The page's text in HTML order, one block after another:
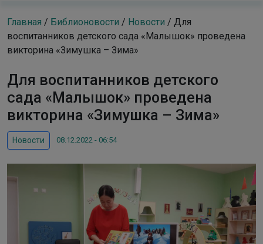
Главная / Библионовости / Новости / Для
воспитанников детского сада «Малышок» проведена
викторина «Зимушка – Зима»
Для воспитанников детского
сада «Малышок» проведена
викторина «Зимушка – Зима»
Новости 08.12.2022 - 06:54